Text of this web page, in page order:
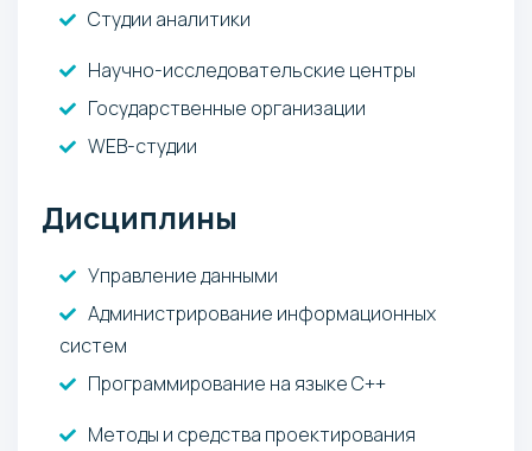
Студии аналитики
Научно-исследовательские центры
Государственные организации
WEB-студии
Дисциплины
Управление данными
Администрирование информационных
систем
Программирование на языке С++
Методы и средства проектирования